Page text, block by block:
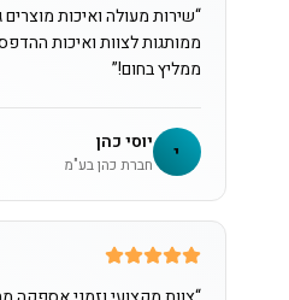
“שירות מעולה ואיכות מוצרים
ממותגות לצוות ואיכות
ממליץ בחום!”
י יוסי כהן
חברת כהן בע"מ